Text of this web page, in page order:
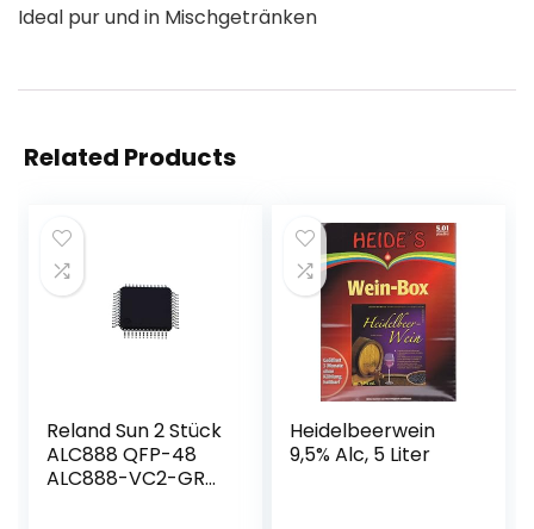
Ideal pur und in Mischgetränken
Related Products
Reland Sun 2 Stück
ALC888 QFP-48
ALC888-VC2-GR
Heidelbeerwein
9,5% Alc, 5 Liter